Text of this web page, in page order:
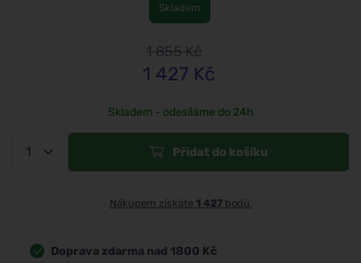
Skladem
1 855Kč
1 427 Kč
Skladem - odesíláme do 24h
Přidat do košíku
Nákupem získáte 1 427bodů.
Doprava zdarma nad 1800 Kč